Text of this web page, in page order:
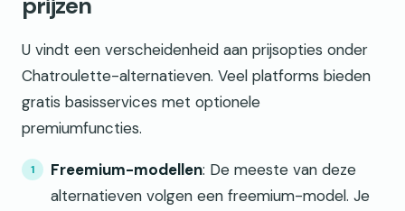
prijzen
U vindt een verscheidenheid aan prijsopties onder
Chatroulette-alternatieven. Veel platforms bieden
gratis basisservices met optionele
premiumfuncties.
Freemium-modellen: De meeste van deze
alternatieven volgen een freemium-model. Je